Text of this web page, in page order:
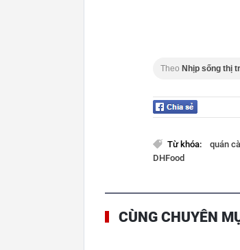
Theo Nhịp sống thị
Từ khóa: quán
DHFood
CÙNG CHUYÊN